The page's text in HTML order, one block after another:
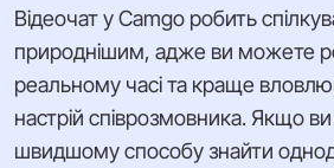
Відеочат у Camgo робить
природнішим, адже ви можете
реальному часі та краще
настрій співрозмовника. Якщо
швидшому способу знайти